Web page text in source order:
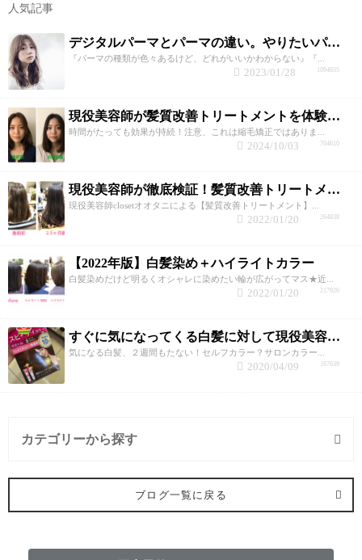
人気記事
デジタルパーマとパーマの違い。やりたいパーマの選び方のポイント
『パーマの種類が色々あるけど、どれがいいかわからない』『...
1094655
2023/01/28
現役美容師が髪質改善トリートメントを体験してみた！
時間がたっても効果が持続！注意、これは縮毛矯正ではありま...
704610
2024/10/03
現役美容師が徹底検証！髪質改善トリートメントの効果と持続性！
現役美容師closetオオタニによる【髪質改善トリートメント】...
264838
2022/01/20
【2022年版】白髪染め＋ハイライトカラー
白髪染めだけど明るくオシャレに染めたい輪が広がってマス★近...
217926
2022/01/20
すぐに気になってくる白髪に対して現役美容師がオススメする白髪が気にならなくなる対策5選！
気になる白髪、２週間もたない！セルフカラー？サロンカラー...
167639
2020/04/09
カテゴリーから探す
カット (3記事)
ブログ一覧に戻る